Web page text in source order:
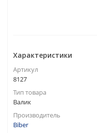
Характеристики
Артикул
8127
Тип товара
Валик
Производитель
Biber